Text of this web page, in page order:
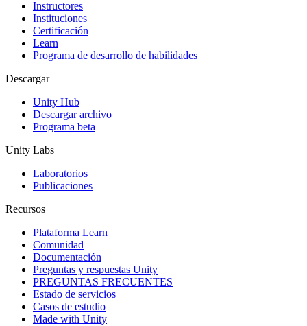
Juegos XR
Lanza juegos XR en múltiples plataformas
Juegos multijugador
Simplifica el desarrollo de juegos multijugador
Instructores
Instituciones
Certificación
Learn
Programa de desarrollo de habilidades
Descargar
Unity Hub
Descargar archivo
Programa beta
Unity Labs
Laboratorios
Publicaciones
Recursos
Plataforma Learn
Comunidad
Documentación
Preguntas y respuestas Unity
PREGUNTAS FRECUENTES
Estado de servicios
Casos de estudio
Made with Unity